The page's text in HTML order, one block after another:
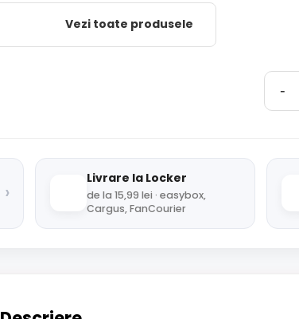
Vezi toate produsele
-
›
Livrare la Locker
de la 15,99 lei · easybox,
Cargus, FanCourier